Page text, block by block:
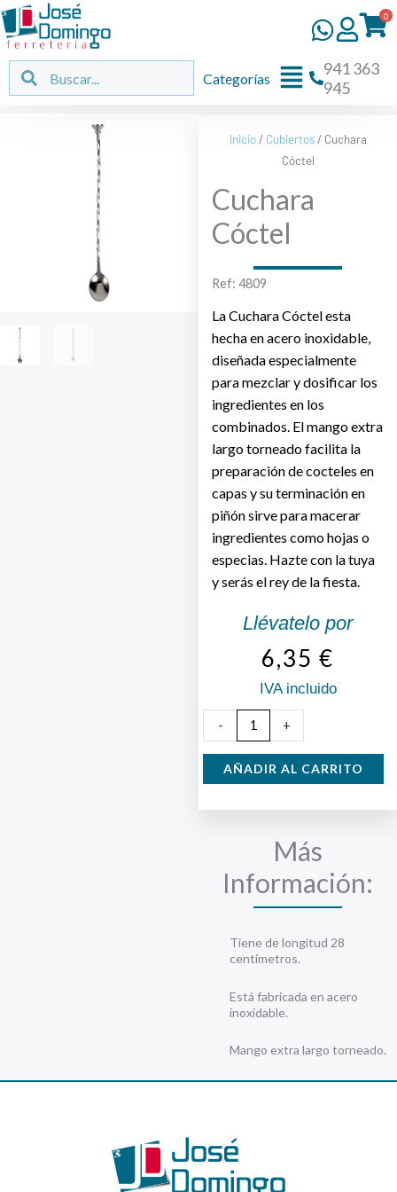
Ir
al
contenido
0
Buscar Buscar
Flyout
Categorías
941 363
945
Inicio/ Cubiertos/ Cuchara
Cóctel
Cuchara
Cóctel
Ref: 4809
La Cuchara Cóctel esta
hecha en acero inoxidable,
diseñada especialmente
para mezclar y dosificar los
ingredientes en los
combinados. El mango extra
largo torneado facilita la
preparación de cocteles en
capas y su terminación en
piñón sirve para macerar
ingredientes como hojas o
especias. Hazte con la tuya
y serás el rey de la fiesta.
Llévatelo por
6,35 €
IVA incluido
-
Cóctel
cantidad
+
AÑADIR AL CARRITO
Más
Información:
Tiene de longitud 28
centímetros.
Está fabricada en acero
inoxidable.
Mango extra largo torneado.